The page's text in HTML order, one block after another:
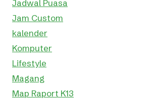
Jadwal Puasa
Jam Custom
kalender
Komputer
Lifestyle
Magang
Map Raport K13